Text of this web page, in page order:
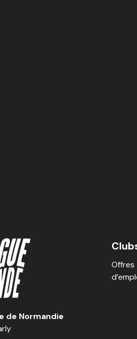
de Normandie
Offres